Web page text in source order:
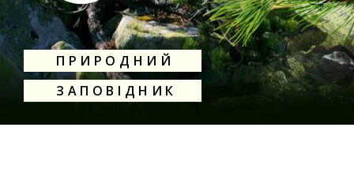
ПРИРОДНИЙ
ЗАПОВІДНИК